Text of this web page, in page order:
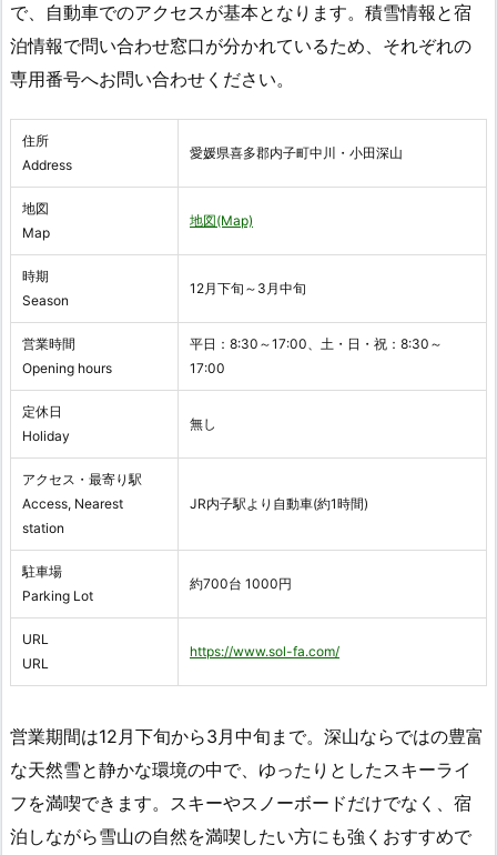
で、自動車でのアクセスが基本となります。積雪情報と宿
泊情報で問い合わせ窓口が分かれているため、それぞれの
専用番号へお問い合わせください。
住所
Address
愛媛県喜多郡内子町中川・小田深山
地図
Map
地図(Map)
時期
Season
12月下旬～3月中旬
営業時間
Opening hours
平日：8:30～17:00、土・日・祝：8:30～
17:00
定休日
Holiday
無し
アクセス・最寄り駅
Access, Nearest
station
JR内子駅より自動車(約1時間)
駐車場
Parking Lot
約700台 1000円
URL
URL
https://www.sol-fa.com/
営業期間は12月下旬から3月中旬まで。深山ならではの豊富
な天然雪と静かな環境の中で、ゆったりとしたスキーライ
フを満喫できます。スキーやスノーボードだけでなく、宿
泊しながら雪山の自然を満喫したい方にも強くおすすめで